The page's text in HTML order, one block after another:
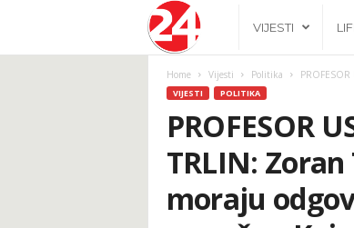
.
VIJESTI
Home Vijesti Politika
VIJESTI POLITIKA
PROFESOR
TRLIN:
moraju